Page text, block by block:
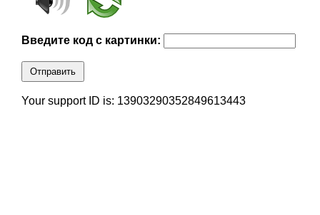
Введите код с картинки:
Отправить
Your support ID is: 13903290352849613443